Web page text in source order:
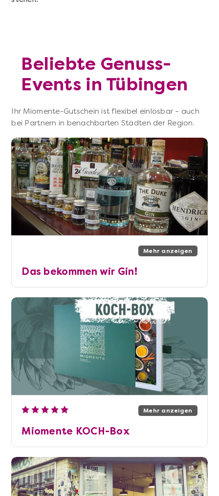
Beliebte Genuss-
Events in Tübingen
Ihr Miomente-Gutschein ist flexibel einlösbar – auch
bei Partnern in benachbarten Städten der Region.
Mehr anzeigen
Das bekommen wir Gin!
Mehr anzeigen
Miomente KOCH-Box